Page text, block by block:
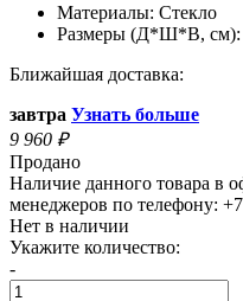
Материалы: Стекло
Размеры (Д*Ш*В, см):
Ближайшая доставка:
завтра Узнать больше
9 960 ₽
Продано
Наличие данного товара в
менеджеров по телефону:
Нет в наличии
Укажите количество:
-